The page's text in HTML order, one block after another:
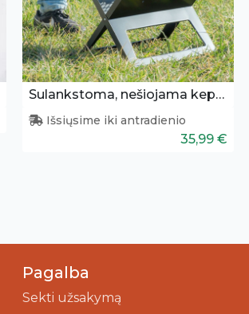
Sulankstoma, nešiojama kepsninė
Išsiųsime iki antradienio
35,99 €
Pagalba
Sekti užsakymą